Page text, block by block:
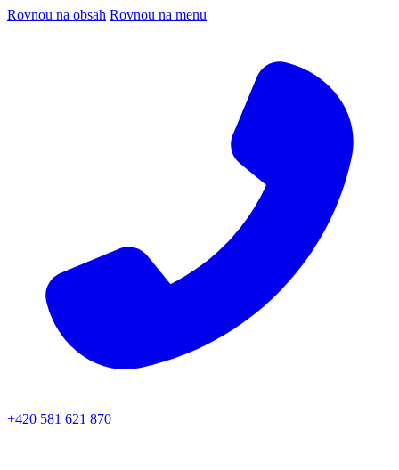
Rovnou na obsah Rovnou na menu
+420 581 621 870